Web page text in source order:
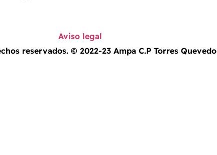
Aviso legal
reservados. © 2022-23 Ampa C.P Torres Quevedo